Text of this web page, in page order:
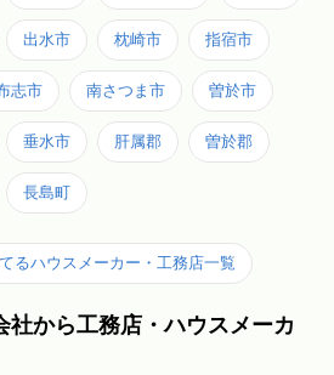
出水市 枕崎市 指宿市
志市 南さつま市 曽於市
垂水市 肝属郡 曽於郡
長島町
るハウスメーカー・工務店一覧
社から工務店・ハウスメーカ